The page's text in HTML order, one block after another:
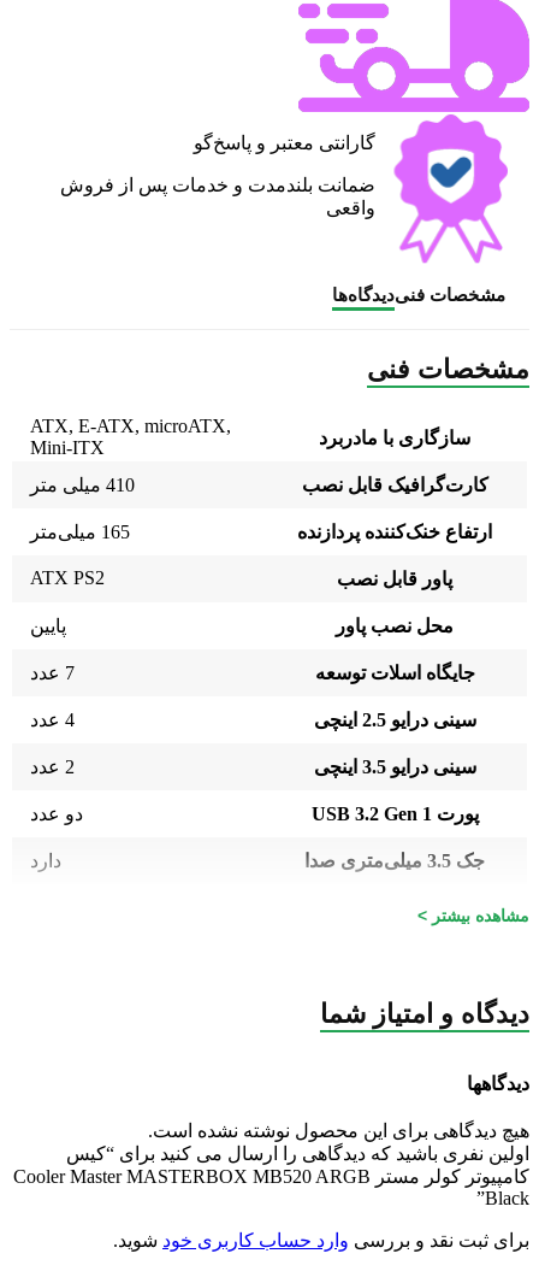
گارانتی معتبر و پاسخ‌گو
ضمانت بلندمدت و خدمات پس از فروش
واقعی
مشخصات فنیدیدگاه‌ها
مشخصات فنی
سازگاری با مادربرد
ATX, E-ATX, microATX,
Mini-ITX
کارت‌گرافیک قابل نصب
410 میلی متر
ارتفاع خنک‌کننده پردازنده 165 میلی‌متر
پاور قابل نصب ATX PS2
محل نصب پاور پایین
جایگاه اسلات توسعه 7 عدد
سینی درایو 2.5 اینچی 4 عدد
سینی درایو 3.5 اینچی 2 عدد
پورت USB 3.2 Gen 1 دو عدد
جک 3.5 میلی‌متری صدا دارد
فن نصب شده
جایگاه فن در پنل جلویی
جایگاه فن در پنل پشتی
جایگاه خنک کننده آبی در پنل
بالایی
120 میلی متر
متر,240 میلی متر ,
میلی متر,360 میلی متر
جلویی
240میلی متر
360میلی متر
مشاهده بیشتر >
دیدگاه و امتیاز شما
دیدگاهها
هیچ دیدگاهی برای این محصول نوشته نشده است.
اولین نفری باشید که دیدگاهی را ارسال می کنید برای “کیس
کامپیوتر کولر مستر Cooler Master MASTERBOX MB520 ARGB
Black”
برای ثبت نقد و بررسی وارد حساب کاربری خود شوید.